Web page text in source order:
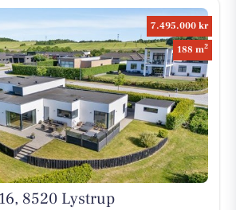
7.495.000 kr
188 m2
8520 Lystrup